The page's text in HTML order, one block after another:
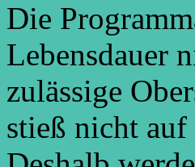
Die
Lebensdauer
zulässige
stieß nicht